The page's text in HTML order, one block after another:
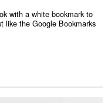
with a white bookmark to
like the Google Bookmarks